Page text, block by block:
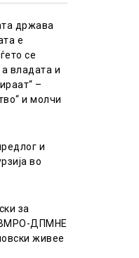
држава
е
се
а владата и
–
и молчи
и
во
за
ВМРО-ДПМНЕ
живее